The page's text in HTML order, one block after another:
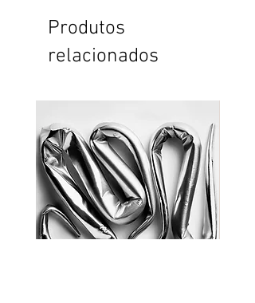
Produtos
relacionados